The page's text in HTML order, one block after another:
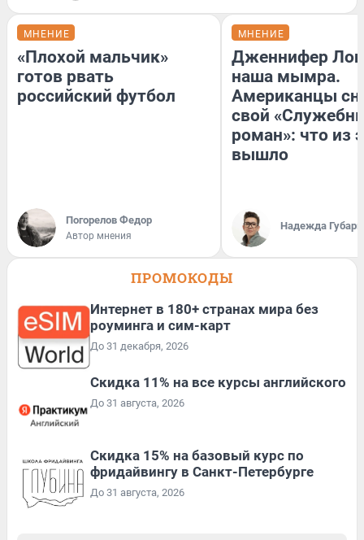
МНЕНИЕ
«Плохой мальчик»
готов рвать
российский футбол
Погорелов Федор
Автор мнения
МНЕНИЕ
Дженнифер
наша мымра.
Американцы
свой
роман»: что из
вышло
Надежда Губарь
ПРОМОКОДЫ
Интернет в 180+ странах мира без
роуминга и сим-карт
До 31 декабря, 2026
Скидка 11% на все курсы английского
До 31 августа, 2026
Скидка 15% на базовый курс по
фридайвингу в Санкт-Петербурге
До 31 августа, 2026